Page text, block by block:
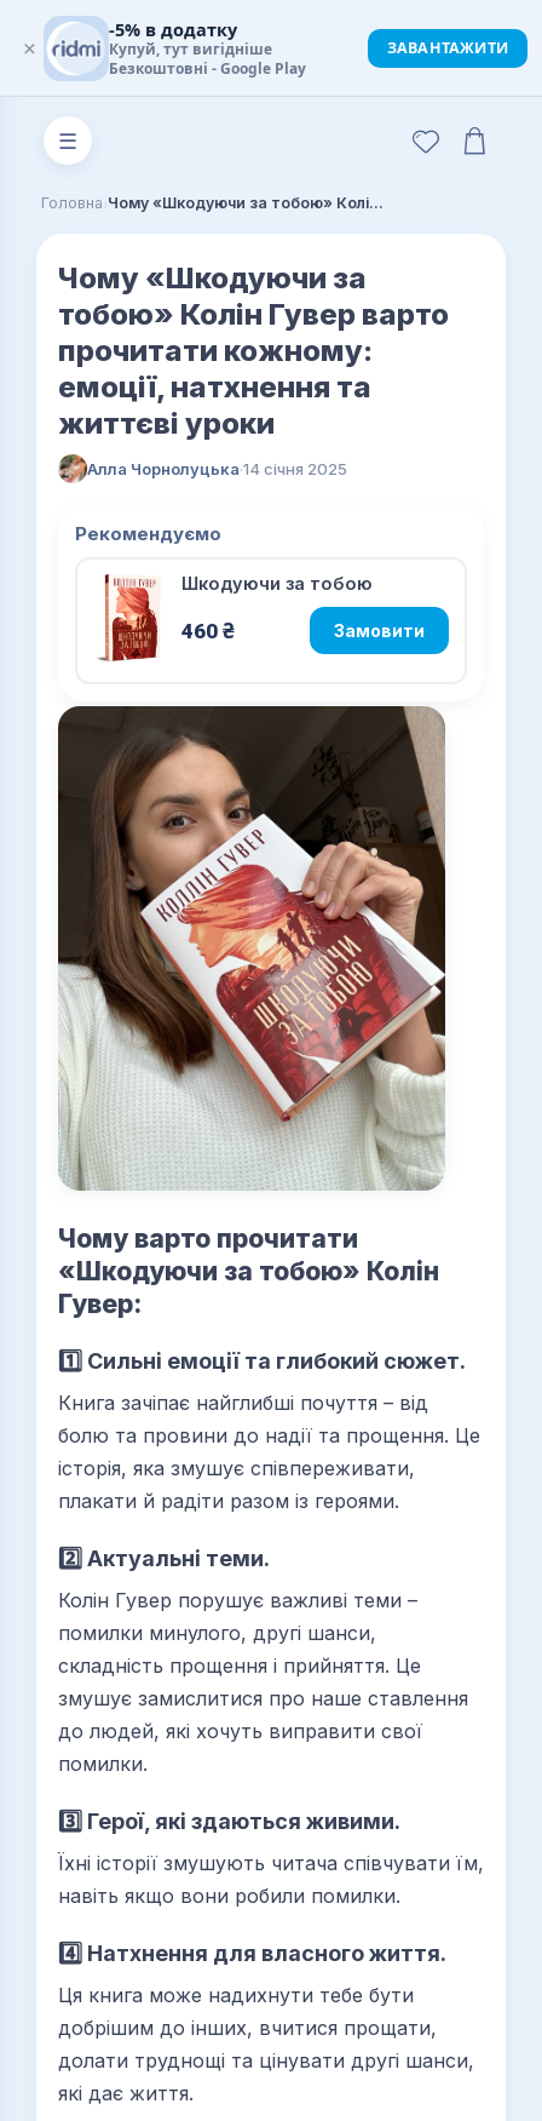
☰
Головна› Чому «Шкодуючи за тобою» Колін Гувер варто прочитати кожному: емоції, натхнення та життєві уроки
Чому «Шкодуючи за
тобою» Колін Гувер варто
прочитати кожному:
емоції, натхнення та
життєві уроки
Алла Чорнолуцька·14 січня 2025
Рекомендуємо
Шкодуючи за тобою
460 ₴ Замовити
Чому варто прочитати
«Шкодуючи за тобою» Колін
Гувер:
1️⃣ Сильні емоції та глибокий сюжет.
Книга зачіпає найглибші почуття – від
болю та провини до надії та прощення. Це
історія, яка змушує співпереживати,
плакати й радіти разом із героями.
2️⃣ Актуальні теми.
Колін Гувер порушує важливі теми –
помилки минулого, другі шанси,
складність прощення і прийняття. Це
змушує замислитися про наше ставлення
до людей, які хочуть виправити свої
помилки.
3️⃣ Герої, які здаються живими.
Їхні історії змушують читача співчувати їм,
навіть якщо вони робили помилки.
4️⃣ Натхнення для власного життя.
Ця книга може надихнути тебе бути
добрішим до інших, вчитися прощати,
долати труднощі та цінувати другі шанси,
які дає життя.
×
-5% в додатку
Купуй, тут вигідніше
Безкоштовні - Google Play
ЗАВАНТАЖИТИ